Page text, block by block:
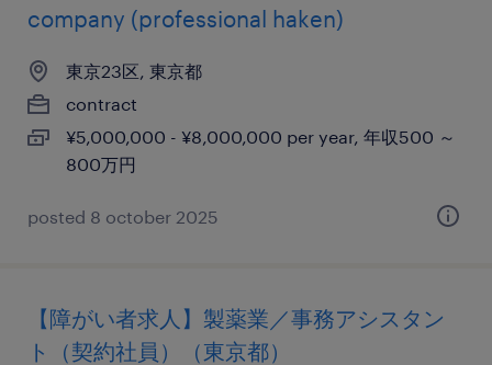
company (professional haken)
東京23区, 東京都
contract
¥5,000,000 - ¥8,000,000 per year, 年収500 ～
800万円
posted 8 october 2025
【障がい者求人】製薬業／事務アシスタン
ト（契約社員）（東京都）